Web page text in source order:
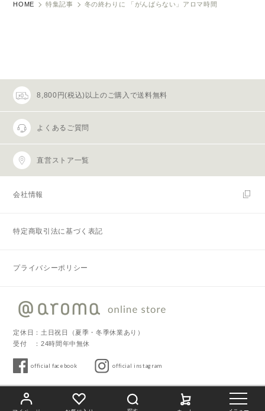
HOME 特集記事 冬の終わりに 「がんばらない」アロマ時間
8,800円(税込)以上のご購入で送料無料
よくあるご質問
直営ストア一覧
会社情報
特定商取引法に基づく表記
プライバシーポリシー
定休日：土日祝日（夏季・冬季休業あり）
受付 ：24時間年中無休
official facebook official instagram
Copyright © 2019 @aroma. All Rights Reserved.